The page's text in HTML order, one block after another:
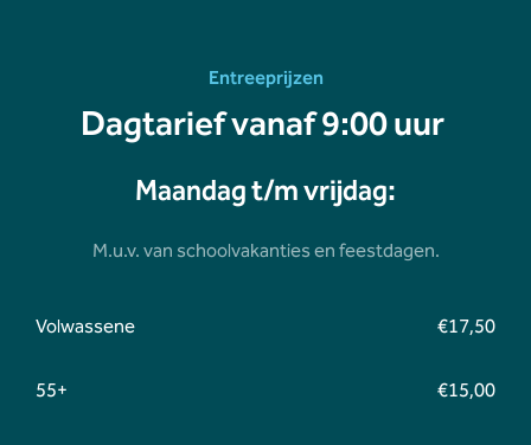
Entreeprijzen
Dagtarief vanaf 9:00 uur
Maandag t/m vrijdag:
M.u.v. van schoolvakanties en feestdagen.
Volwassene €17,50
55+ €15,00